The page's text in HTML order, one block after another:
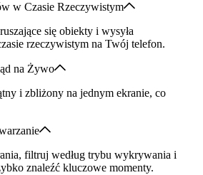
w Czasie Rzeczywistym
się obiekty i wysyła
rzeczywistym na Twój telefon.
na Żywo
i zbliżony na jednym ekranie, co
filtruj według trybu wykrywania i
znaleźć kluczowe momenty.